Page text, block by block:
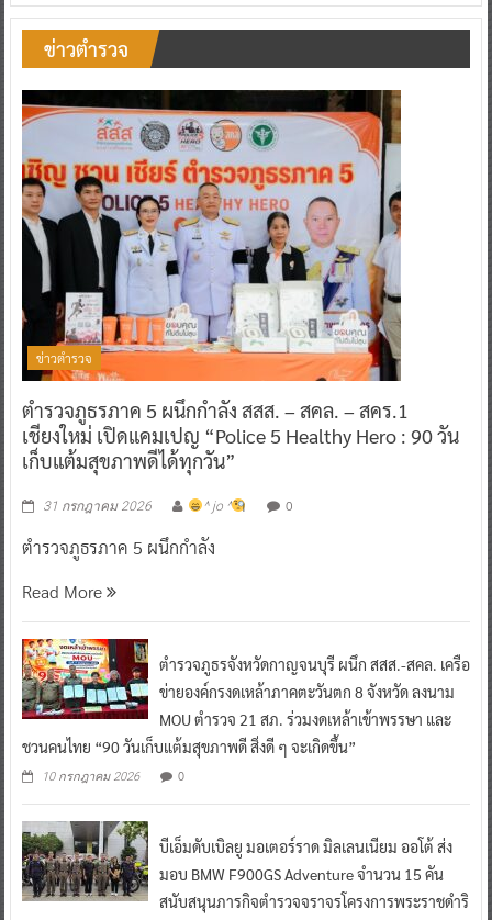
ข่าวตำรวจ
ข่าวตำรวจ
ตำรวจภูธรภาค 5 ผนึกกำลัง สสส. – สคล. – สคร.1
เชียงใหม่ เปิดแคมเปญ “Police 5 Healthy Hero : 90 วัน
เก็บแต้มสุขภาพดีได้ทุกวัน”
31 กรกฎาคม 2026 ^ jo ^ 0
ตำรวจภูธรภาค 5 ผนึกกำลัง
Read More
ตำรวจภูธรจังหวัดกาญจนบุรี ผนึก สสส.-สคล. เครือ
ข่ายองค์กรงดเหล้าภาคตะวันตก 8 จังหวัด ลงนาม
MOU ตำรวจ 21 สภ. ร่วมงดเหล้าเข้าพรรษา และ
ชวนคนไทย “90 วันเก็บแต้มสุขภาพดี สิ่งดี ๆ จะเกิดขึ้น”
10 กรกฎาคม 2026 0
บีเอ็มดับเบิลยู มอเตอร์ราด มิลเลนเนียม ออโต้ ส่ง
มอบ BMW F900GS Adventure จำนวน 15 คัน
สนับสนุนภารกิจตำรวจจราจรโครงการพระราชดำริ